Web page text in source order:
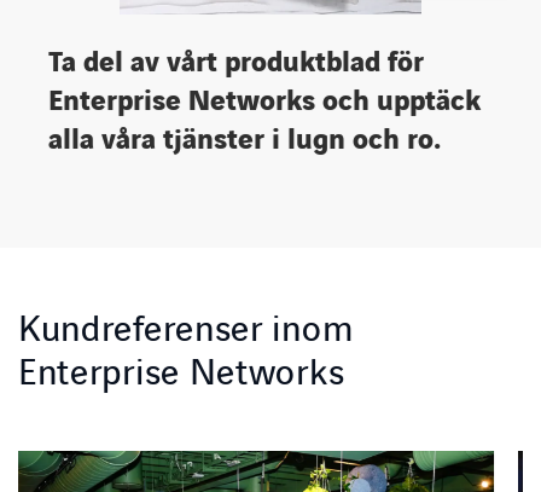
Ta del av vårt produktblad för
Enterprise Networks och upptäck
alla våra tjänster i lugn och ro.
Kundreferenser inom
Enterprise Networks